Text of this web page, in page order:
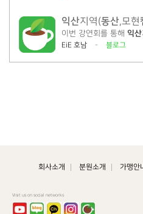
익산지역(동산,모현
이번 강연회를 통해 익산
EiE 호남 - 블로그
회사소개 분원소개 가맹안
Visit us on social networks